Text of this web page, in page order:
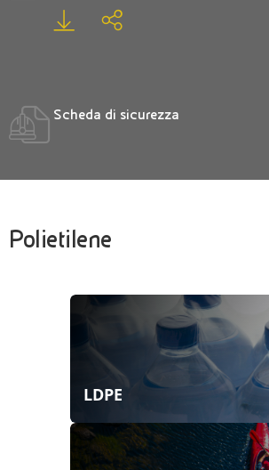
Scheda di sicurezza
Polietilene
LDPE